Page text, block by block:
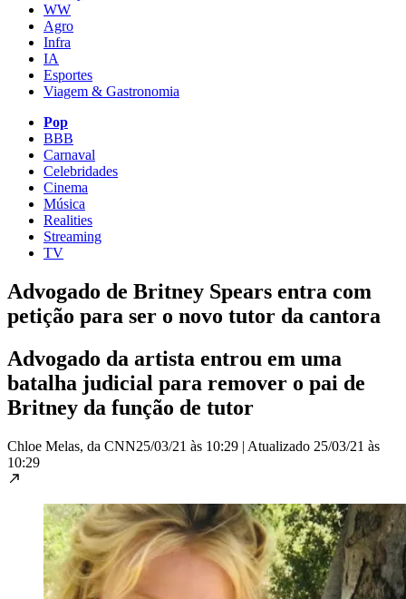
WW
Agro
Infra
IA
Esportes
Viagem & Gastronomia
Pop
BBB
Carnaval
Celebridades
Cinema
Música
Realities
Streaming
TV
Advogado de Britney Spears entra com
petição para ser o novo tutor da cantora
Advogado da artista entrou em uma
batalha judicial para remover o pai de
Britney da função de tutor
Chloe Melas, da CNN25/03/21 às 10:29 | Atualizado 25/03/21 às
10:29